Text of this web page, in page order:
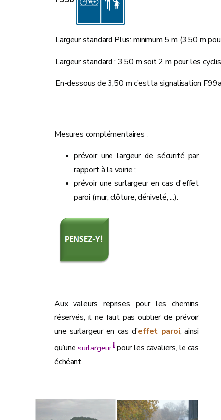
Largeur standard Plus: minimum 5 m (3,50 m
Largeur standard: 3,50 m soit 2 m pour les
En-dessous de 3,50 m c’est la signalisation
Mesures complémentaires :
prévoir une largeur de sécurité par
rapport à la voirie ;
prévoir une surlargeur en cas d'effet
paroi (mur, clôture, dénivelé, ...).
Aux valeurs reprises pour les chemins
réservés, il ne faut pas oublier de prévoir
une surlargeur en cas d’effet paroi, ainsi
qu’une surlargeur pour les cavaliers, le cas
échéant.